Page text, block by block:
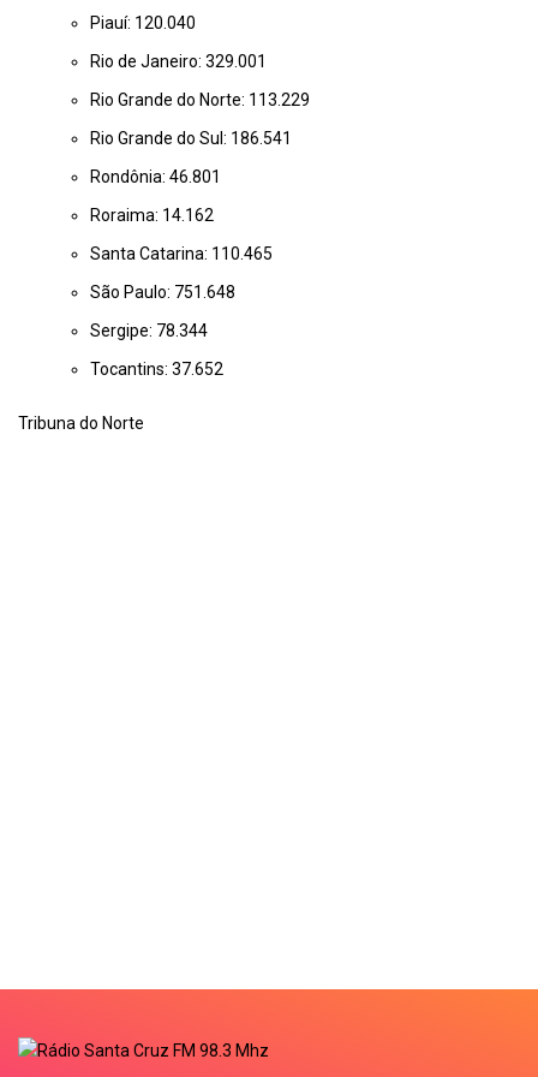
Piauí: 120.040
Rio de Janeiro: 329.001
Rio Grande do Norte: 113.229
Rio Grande do Sul: 186.541
Rondônia: 46.801
Roraima: 14.162
Santa Catarina: 110.465
São Paulo: 751.648
Sergipe: 78.344
Tocantins: 37.652
Tribuna do Norte